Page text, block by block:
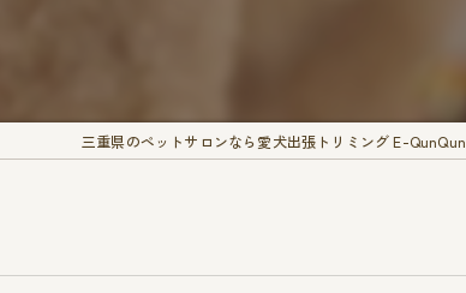
三重県のペットサロンなら愛犬出張トリミング E-QunQun